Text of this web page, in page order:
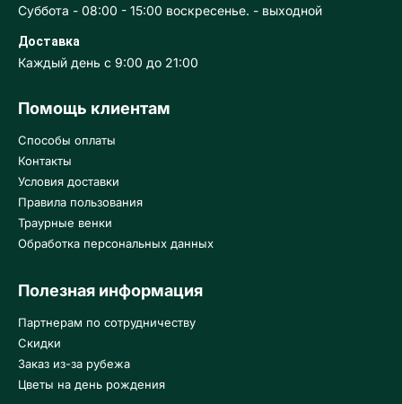
Суббота - 08:00 - 15:00 воскресенье. - выходной
Доставка
Каждый день с 9:00 до 21:00
Помощь клиентам
Способы оплаты
Контакты
Условия доставки
Правила пользования
Траурные венки
Обработка персональных данных
Полезная информация
Партнерам по сотрудничеству
Скидки
Заказ из-за рубежа
Цветы на день рождения